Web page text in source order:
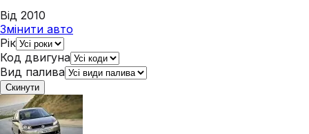
Від 2010
Змінити авто
Рік
Код двигуна
Вид палива
Скинути